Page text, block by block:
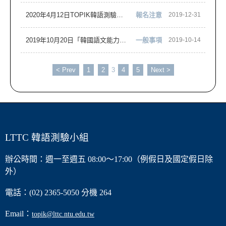
2020年4月12日TOPIK韓語測驗報名元旦開跑 報名注意 2019-12-31
2019年10月20日「韓國語文能力測驗」（TOPIK）登場 一般事項 2019-10-14
< Prev 1 2 3 4 5 Next >
LTTC 韓語測驗小組
辦公時間：週一至週五 08:00～17:00（例假日及國定假日除
外）
電話：(02) 2365-5050 分機 264
Email： topik@lttc.ntu.edu.tw